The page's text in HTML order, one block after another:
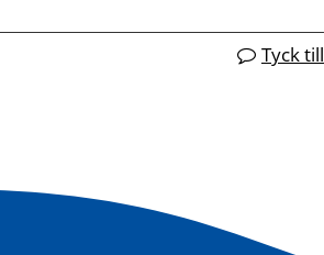
Tyck till